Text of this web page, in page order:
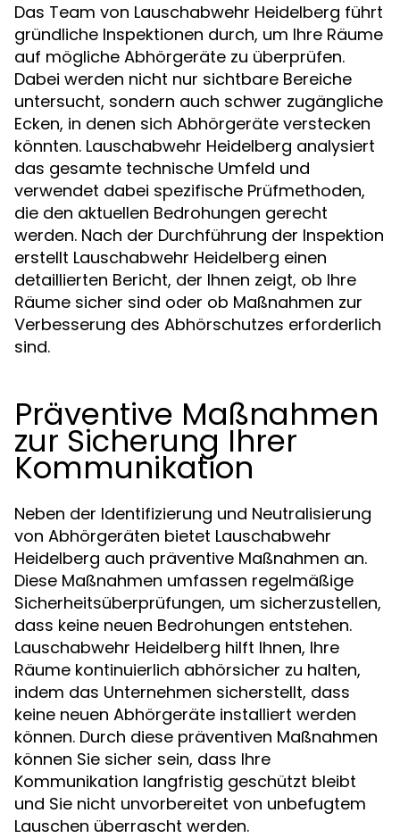
Das Team von Lauschabwehr Heidelberg führt
gründliche Inspektionen durch, um Ihre Räume
auf mögliche Abhörgeräte zu überprüfen.
Dabei werden nicht nur sichtbare Bereiche
untersucht, sondern auch schwer zugängliche
Ecken, in denen sich Abhörgeräte verstecken
könnten. Lauschabwehr Heidelberg analysiert
das gesamte technische Umfeld und
verwendet dabei spezifische Prüfmethoden,
die den aktuellen Bedrohungen gerecht
werden. Nach der Durchführung der Inspektion
erstellt Lauschabwehr Heidelberg einen
detaillierten Bericht, der Ihnen zeigt, ob Ihre
Räume sicher sind oder ob Maßnahmen zur
Verbesserung des Abhörschutzes erforderlich
sind.
Präventive Maßnahmen
zur Sicherung Ihrer
Kommunikation
Neben der Identifizierung und Neutralisierung
von Abhörgeräten bietet Lauschabwehr
Heidelberg auch präventive Maßnahmen an.
Diese Maßnahmen umfassen regelmäßige
Sicherheitsüberprüfungen, um sicherzustellen,
dass keine neuen Bedrohungen entstehen.
Lauschabwehr Heidelberg hilft Ihnen, Ihre
Räume kontinuierlich abhörsicher zu halten,
indem das Unternehmen sicherstellt, dass
keine neuen Abhörgeräte installiert werden
können. Durch diese präventiven Maßnahmen
können Sie sicher sein, dass Ihre
Kommunikation langfristig geschützt bleibt
und Sie nicht unvorbereitet von unbefugtem
Lauschen überrascht werden.